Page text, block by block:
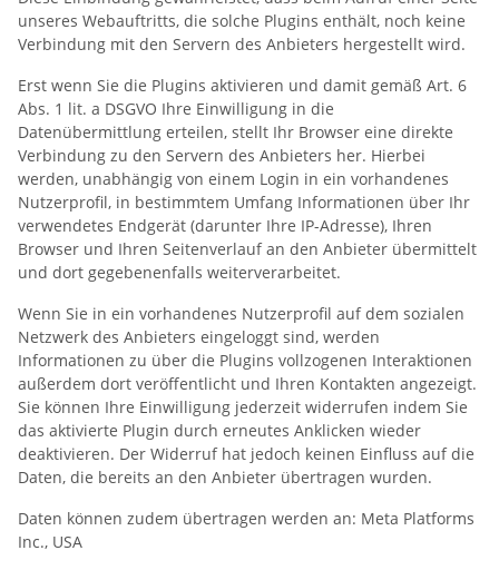
unseres Webauftritts, die solche Plugins enthält, noch keine
Verbindung mit den Servern des Anbieters hergestellt wird.
Erst wenn Sie die Plugins aktivieren und damit gemäß Art. 6
Abs. 1 lit. a DSGVO Ihre Einwilligung in die
Datenübermittlung erteilen, stellt Ihr Browser eine direkte
Verbindung zu den Servern des Anbieters her. Hierbei
werden, unabhängig von einem Login in ein vorhandenes
Nutzerprofil, in bestimmtem Umfang Informationen über Ihr
verwendetes Endgerät (darunter Ihre IP-Adresse), Ihren
Browser und Ihren Seitenverlauf an den Anbieter übermittelt
und dort gegebenenfalls weiterverarbeitet.
Wenn Sie in ein vorhandenes Nutzerprofil auf dem sozialen
Netzwerk des Anbieters eingeloggt sind, werden
Informationen zu über die Plugins vollzogenen Interaktionen
außerdem dort veröffentlicht und Ihren Kontakten angezeigt.
Sie können Ihre Einwilligung jederzeit widerrufen indem Sie
das aktivierte Plugin durch erneutes Anklicken wieder
deaktivieren. Der Widerruf hat jedoch keinen Einfluss auf die
Daten, die bereits an den Anbieter übertragen wurden.
Daten können zudem übertragen werden an: Meta Platforms
Inc., USA